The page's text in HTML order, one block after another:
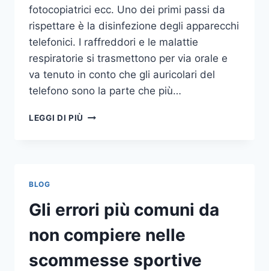
fotocopiatrici ecc. Uno dei primi passi da
rispettare è la disinfezione degli apparecchi
telefonici. I raffreddori e le malattie
respiratorie si trasmettono per via orale e
va tenuto in conto che gli auricolari del
telefono sono la parte che più…
LEGGI DI PIÙ UN
PULIZIA
DELLE
APPARECCHIATURE
DA
BLOG
Gli errori più comuni da
non compiere nelle
scommesse sportive